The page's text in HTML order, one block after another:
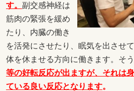
す。 副交感神経は
筋肉の緊張を緩め
たり、内臓の働き
を活発にさせたり、眠気を出させ
体を休ませる方向に働きます。そう
等の好転反応が出ますが、それは
ている良い反応となります。